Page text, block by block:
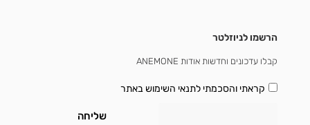
הרשמו לניוזלטר
קבלו עדכונים וחדשות אודות ANEMONE
קראתי והסכמתילתנאי השימוש באתר
שליחה